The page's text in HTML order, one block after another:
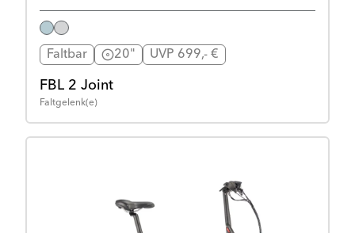
Faltbar 20" UVP 699,- €
FBL 2 Joint
Faltgelenk(e)